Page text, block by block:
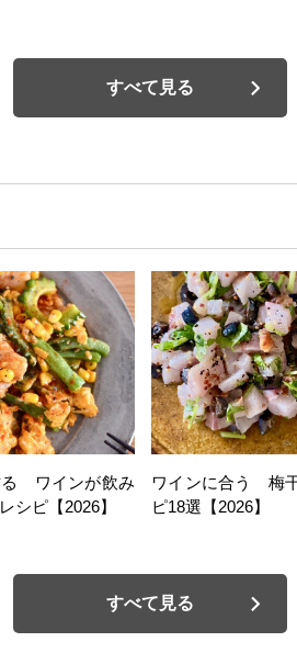
すべて見る
る ワインが飲み
シピ【2026】
ワインに合う 梅
ピ18選【2026】
すべて見る